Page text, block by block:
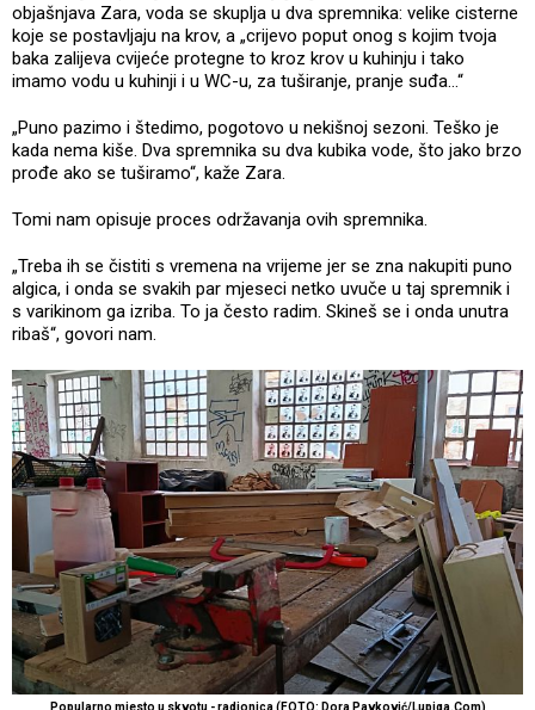
objašnjava Zara, voda se skuplja u dva spremnika: velike cisterne
koje se postavljaju na krov, a „crijevo poput onog s kojim tvoja
baka zalijeva cvijeće protegne to kroz krov u kuhinju i tako
imamo vodu u kuhinji i u WC-u, za tuširanje, pranje suđa…“
„Puno pazimo i štedimo, pogotovo u nekišnoj sezoni. Teško je
kada nema kiše. Dva spremnika su dva kubika vode, što jako brzo
prođe ako se tuširamo“, kaže Zara.
Tomi nam opisuje proces održavanja ovih spremnika.
„Treba ih se čistiti s vremena na vrijeme jer se zna nakupiti puno
algica, i onda se svakih par mjeseci netko uvuče u taj spremnik i
s varikinom ga izriba. To ja često radim. Skineš se i onda unutra
ribaš“, govori nam.
Popularno mjesto u skvotu - radionica (FOTO: Dora Pavković/Lupiga.Com)